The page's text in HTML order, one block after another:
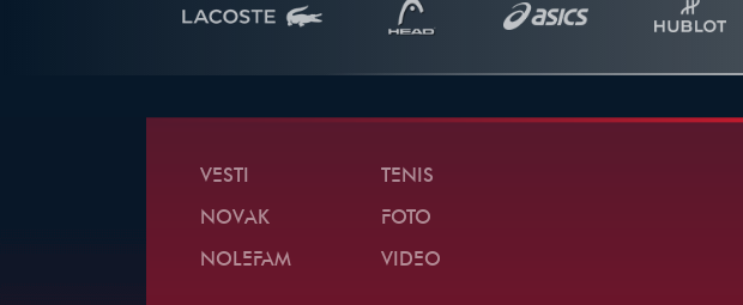
VESTI
NOVAK
NOLEFAM
TENIS
FOTO
VIDEO